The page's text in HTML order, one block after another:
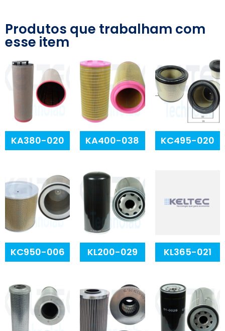
Produtos que trabalham com
esse item
KA380-020 KA400-038 KC495-020
KC950-006 KL200-029 KL365-021